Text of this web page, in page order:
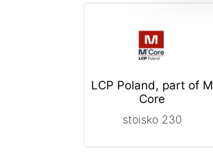
LCP Poland, part of M
Core
stoisko 230